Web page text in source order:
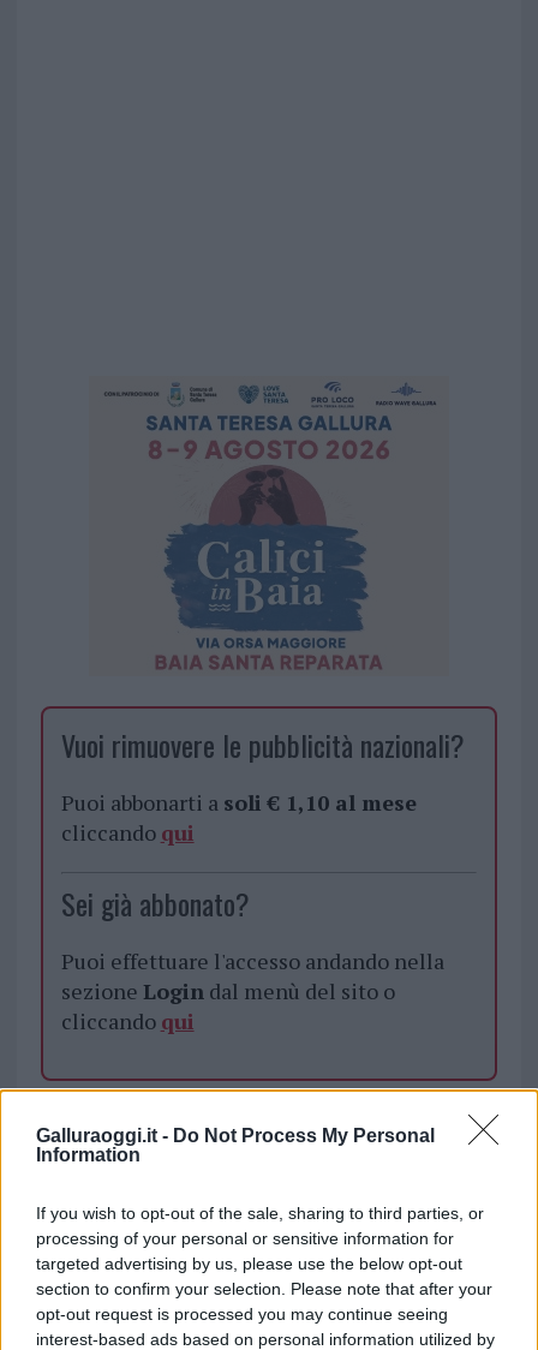
Galluraoggi.it - Do Not Process My Personal
Information
If you wish to opt-out of the sale, sharing to third parties, or
processing of your personal or sensitive information for
targeted advertising by us, please use the below opt-out
section to confirm your selection. Please note that after your
opt-out request is processed you may continue seeing
interest-based ads based on personal information utilized by
Vuoi rimuovere le pubblicità nazionali?
Puoi abbonarti a soli € 1,10 al mese
cliccando qui
Sei già abbonato?
Puoi effettuare l'accesso andando nella
sezione Logindal menù del sito o
cliccando qui
Su WhatsApp al numero +39
345 356 7512